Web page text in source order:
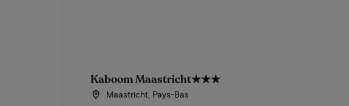
Kaboom Maastricht★★★
Maastricht, Pays-Bas